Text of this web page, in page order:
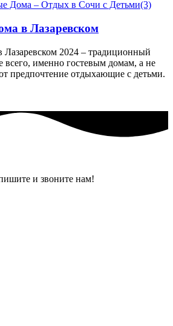
в Лазаревском
Лазаревском 2024 – традиционный
именно гостевым домам, а не
предпочтение отдыхающие с детьми.
и звоните нам!